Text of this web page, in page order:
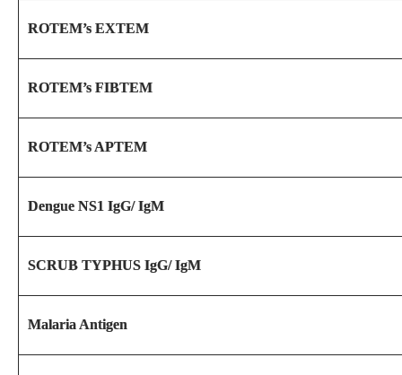
ROTEM’s EXTEM
ROTEM’s FIBTEM
ROTEM’s APTEM
Dengue NS1 IgG/ IgM
SCRUB TYPHUS IgG/ IgM
Malaria Antigen